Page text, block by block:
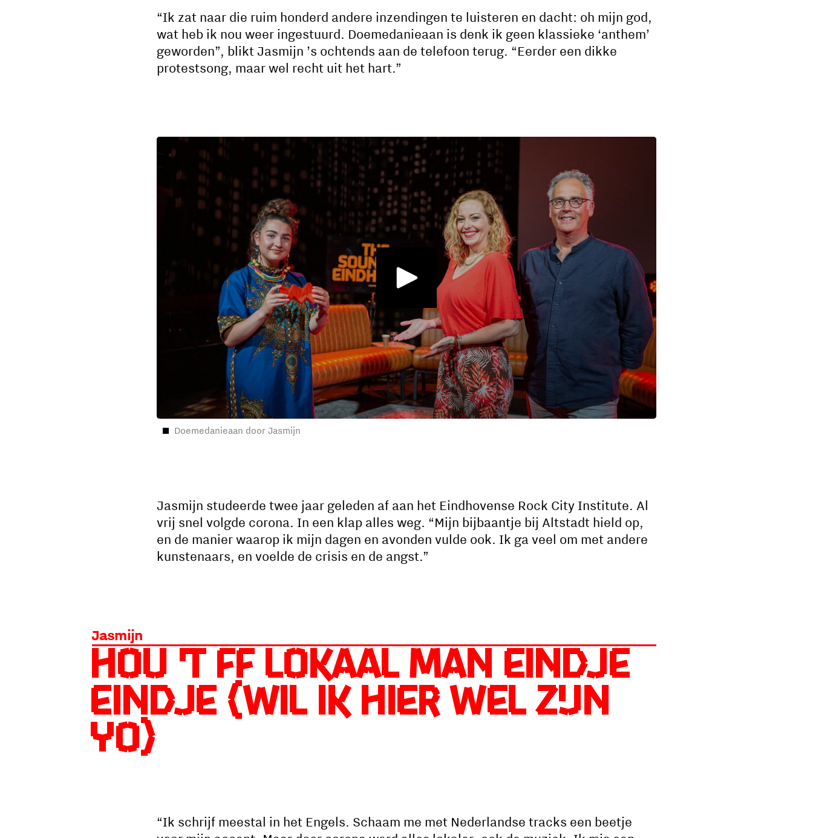
“Ik zat naar die ruim honderd andere inzendingen te luisteren en dacht: oh mijn god,
wat heb ik nou weer ingestuurd. Doemedanieaan is denk ik geen klassieke ‘anthem’
geworden”, blikt Jasmijn ’s ochtends aan de telefoon terug. “Eerder een dikke
protestsong, maar wel recht uit het hart.”
Doemedanieaan door Jasmijn
Jasmijn studeerde twee jaar geleden af aan het Eindhovense Rock City Institute. Al
vrij snel volgde corona. In een klap alles weg. “Mijn bijbaantje bij Altstadt hield op,
en de manier waarop ik mijn dagen en avonden vulde ook. Ik ga veel om met andere
kunstenaars, en voelde de crisis en de angst.”
Jasmijn
Hou 't ff lokaal man Eindje
Eindje (wil ik hier wel zijn
yo)
“Ik schrijf meestal in het Engels. Schaam me met Nederlandse tracks een beetje